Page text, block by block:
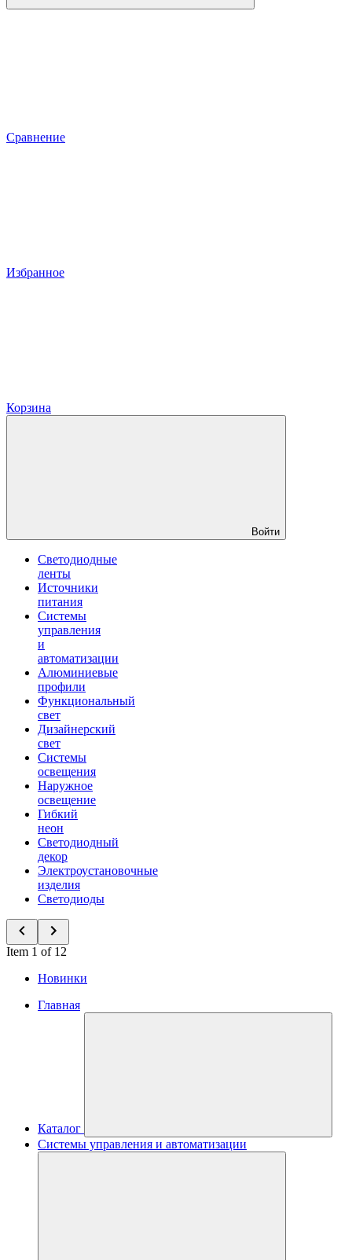
Сравнение
Избранное
Корзина
Войти
Светодиодные
ленты
Источники
питания
Системы
управления
и
автоматизации
Алюминиевые
профили
Функциональный
свет
Дизайнерский
свет
Системы
освещения
Наружное
освещение
Гибкий
неон
Светодиодный
декор
Электроустановочные
изделия
Светодиоды
Item 1 of 12
Новинки
Главная
Каталог
Системы управления и автоматизации